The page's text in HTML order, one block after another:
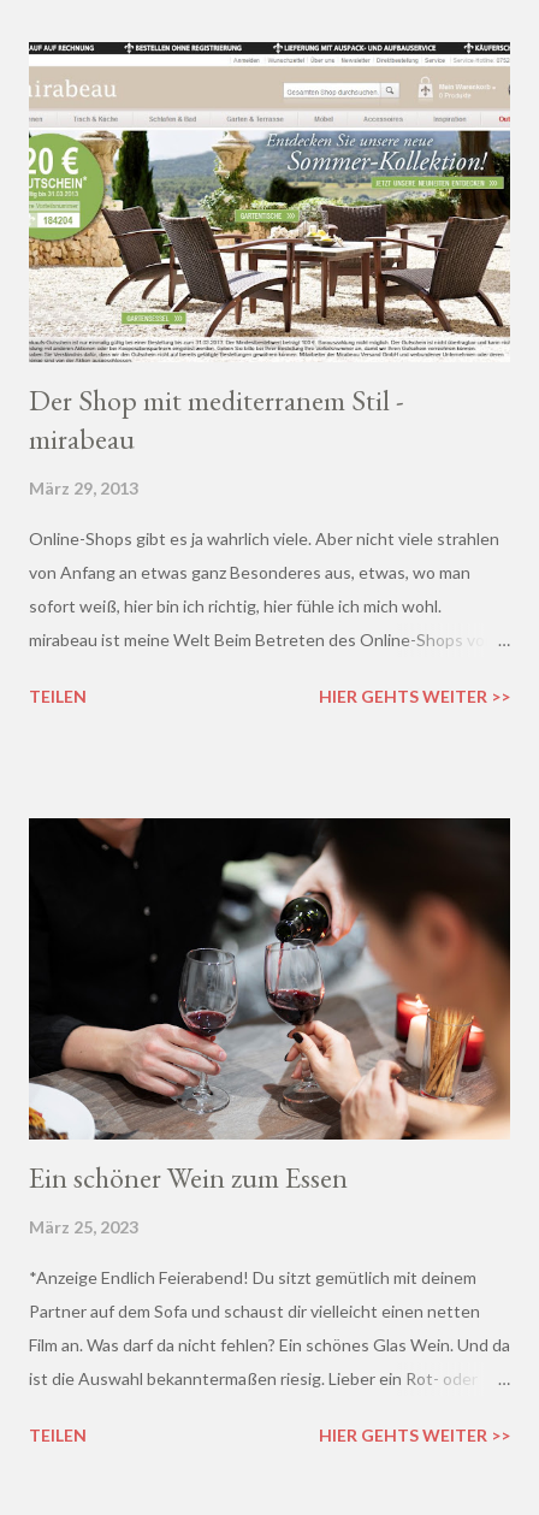
Der Shop mit mediterranem Stil -
mirabeau
März 29, 2013
Online-Shops gibt es ja wahrlich viele. Aber nicht viele strahlen
von Anfang an etwas ganz Besonderes aus, etwas, wo man
sofort weiß, hier bin ich richtig, hier fühle ich mich wohl.
mirabeau ist meine Welt Beim Betreten des Online-Shops von
Harmonische - ich wusste sofort, hier fühle ich mich wohl :)
TEILEN HIER GEHTS WEITER >>
Ein schöner Wein zum Essen
März 25, 2023
*Anzeige Endlich Feierabend! Du sitzt gemütlich mit deinem
Partner auf dem Sofa und schaust dir vielleicht einen netten
Film an. Was darf da nicht fehlen? Ein schönes Glas Wein. Und da
ist die Auswahl bekanntermaßen riesig. Lieber ein Rot- oder
lieblich? Du hast die Qual der Wahl :D Wenn du so wie ich kaum
TEILEN HIER GEHTS WEITER >>